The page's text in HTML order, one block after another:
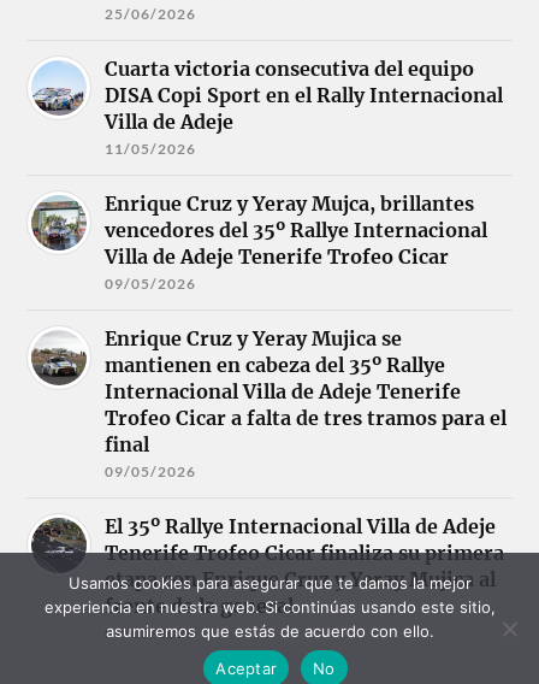
25/06/2026
Cuarta victoria consecutiva del equipo
DISA Copi Sport en el Rally Internacional
Villa de Adeje
11/05/2026
Enrique Cruz y Yeray Mujca, brillantes
vencedores del 35º Rallye Internacional
Villa de Adeje Tenerife Trofeo Cicar
09/05/2026
Enrique Cruz y Yeray Mujica se
mantienen en cabeza del 35º Rallye
Internacional Villa de Adeje Tenerife
Trofeo Cicar a falta de tres tramos para el
final
09/05/2026
El 35º Rallye Internacional Villa de Adeje
Tenerife Trofeo Cicar finaliza su primera
etapa con Enrique Cruz y Yeray Mujica al
frente de la general
09/05/2026
Usamos cookies para asegurar que te damos la mejor
experiencia en nuestra web. Si continúas usando este sitio,
asumiremos que estás de acuerdo con ello.
Aceptar
No